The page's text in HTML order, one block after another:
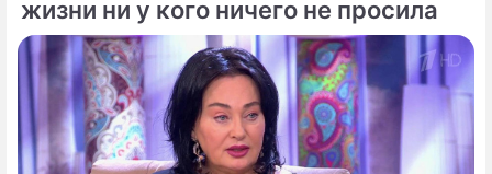
жизни ни у кого ничего не просила